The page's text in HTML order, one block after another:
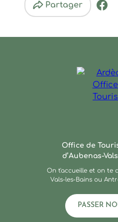
Partager
Office de
d’Aubenas-
On t'accueille et on te
Vals-les-Bains ou
PASSER